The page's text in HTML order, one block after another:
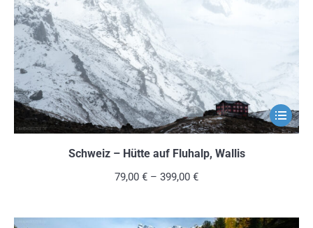
werden
Dieses
Produkt
Schweiz – Hütte auf Fluhalp, Wallis
79,00 € – 399,00 €